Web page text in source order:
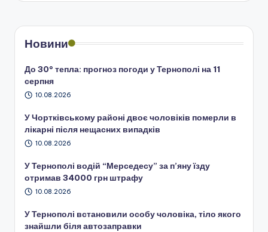
Новини
До 30° тепла: прогноз погоди у Тернополі на 11
серпня
10.08.2026
У Чортківському районі двоє чоловіків померли в
лікарні після нещасних випадків
10.08.2026
У Тернополі водій “Мерседесу” за п’яну їзду
отримав 34000 грн штрафу
10.08.2026
У Тернополі встановили особу чоловіка, тіло якого
знайшли біля автозаправки